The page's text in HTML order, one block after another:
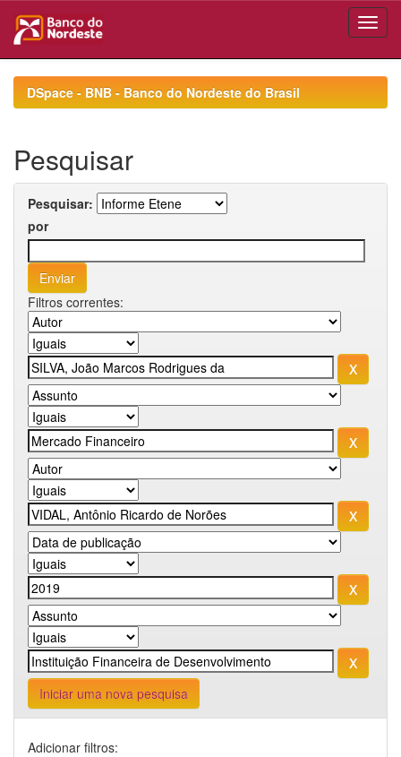
navigationDSpace - BNB - Banco do Nordeste do Brasil
Pesquisar
Pesquisar:
por
Filtros correntes:
Iniciar uma nova pesquisa
Adicionar filtros: